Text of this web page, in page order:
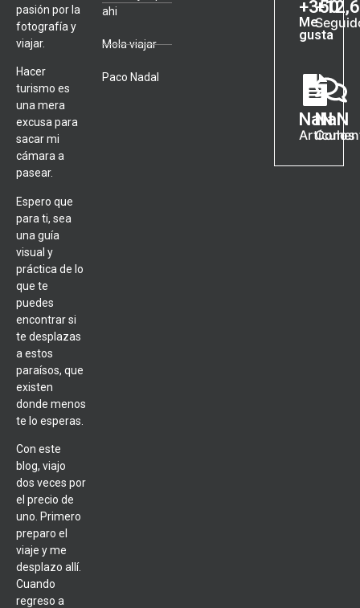
pasión por la
fotografía y
viajar.
Hacer
turismo es
una mera
excusa para
sacar mi
cámara a
pasear.
Espero que
para ti, sea
una guía
visual y
práctica de lo
que te
puedes
encontrar si
te desplazas
a estos
paraísos, que
existen
donde menos
te lo esperas.
Con este
blog, viajo
dos veces por
el precio de
uno. Primero
preparo el
viaje y me
desplazo allí.
Cuando
regreso a
ahi
Mola viajar
Paco Nadal
+350
Me
gusta
+
NaN
Artículos
NaN